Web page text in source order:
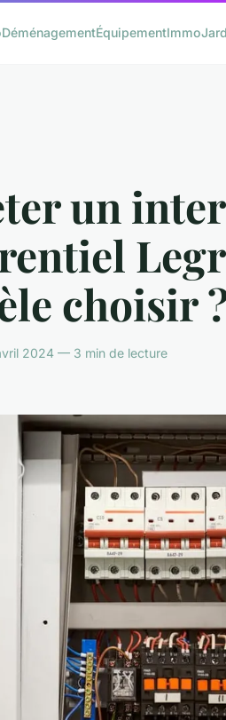
DéménagementÉquipementImmo
un
choisir
2024 — 3 min de lecture